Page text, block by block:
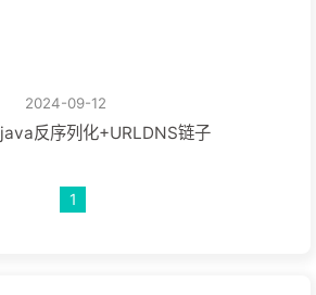
2024-09-12
java反序列化+URLDNS链子
1